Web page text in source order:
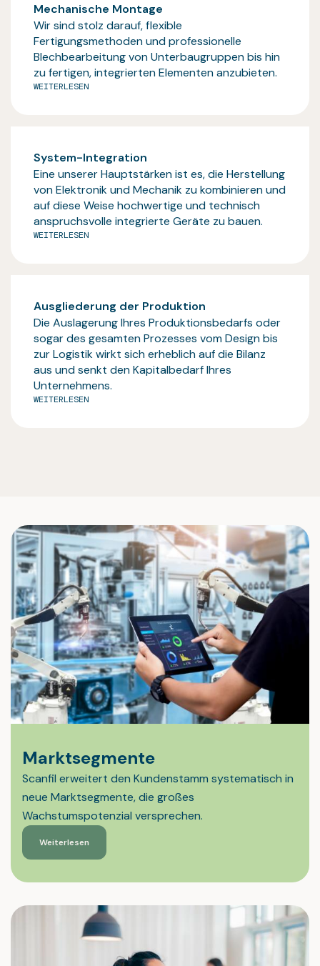
Mechanische Montage
Wir sind stolz darauf, flexible
Fertigungsmethoden und professionelle
Blechbearbeitung von Unterbaugruppen bis hin
zu fertigen, integrierten Elementen anzubieten.
WEITERLESEN
System-Integration
Eine unserer Hauptstärken ist es, die Herstellung
von Elektronik und Mechanik zu kombinieren und
auf diese Weise hochwertige und technisch
anspruchsvolle integrierte Geräte zu bauen.
WEITERLESEN
Ausgliederung der Produktion
Die Auslagerung Ihres Produktionsbedarfs oder
sogar des gesamten Prozesses vom Design bis
zur Logistik wirkt sich erheblich auf die Bilanz
aus und senkt den Kapitalbedarf Ihres
Unternehmens.
WEITERLESEN
Marktsegmente
Scanfil erweitert den Kundenstamm systematisch in
neue Marktsegmente, die großes
Wachstumspotenzial versprechen.
Weiterlesen